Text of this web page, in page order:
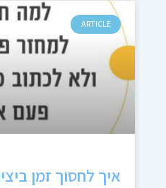
ARTICLE
איך לחסוך זמן